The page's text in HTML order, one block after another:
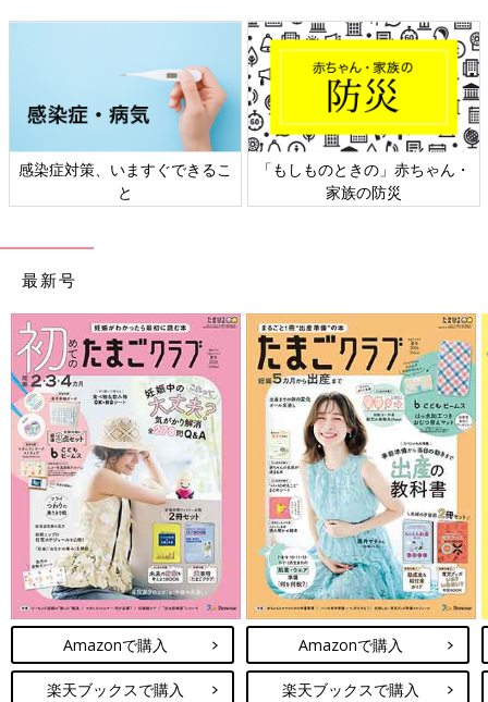
染症対策、いますぐできるこ
「もしものときの」赤ちゃん・
家族の防災
最新号
Amazonで購入
楽天ブックスで購入
Amazonで購入
楽天ブックスで購入